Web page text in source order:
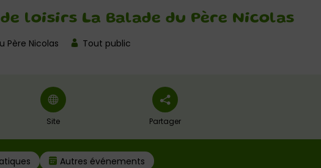
loisirs La Balade du Père Nicolas
Père Nicolas Tout public
Site Partager
Autres événements